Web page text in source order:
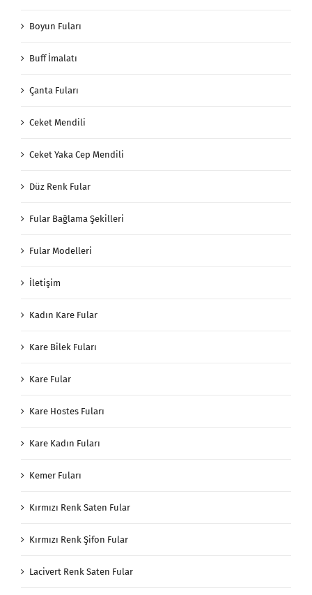
Boyun Fuları
Buff İmalatı
Çanta Fuları
Ceket Mendili
Ceket Yaka Cep Mendili
Düz Renk Fular
Fular Bağlama Şekilleri
Fular Modelleri
İletişim
Kadın Kare Fular
Kare Bilek Fuları
Kare Fular
Kare Hostes Fuları
Kare Kadın Fuları
Kemer Fuları
Kırmızı Renk Saten Fular
Kırmızı Renk Şifon Fular
Lacivert Renk Saten Fular